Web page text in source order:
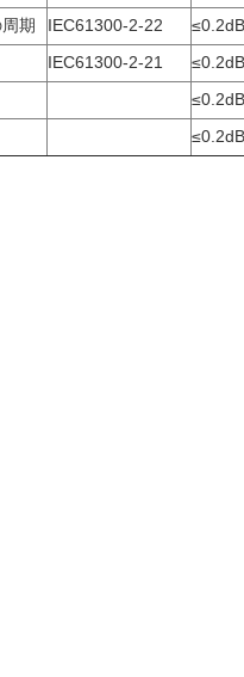
期 IEC61300-2-22
≤0.2dB
IEC61300-2-21
≤0.2dB
≤0.2dB
≤0.2dB